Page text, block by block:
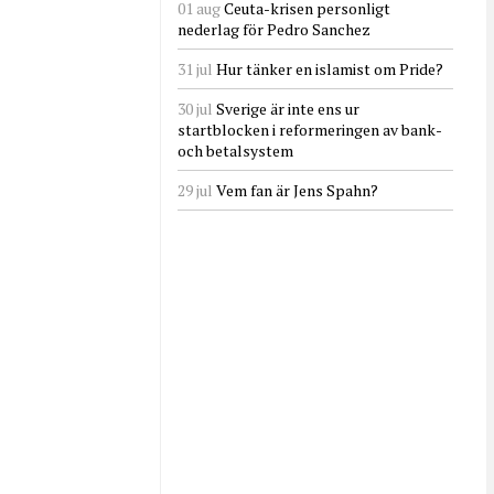
01 augCeuta-krisen personligt
nederlag för Pedro Sanchez
31 jul Hur tänker en islamist om Pride?
30 jul Sverige är inte ens ur
startblocken i reformeringen av bank-
och betalsystem
29 jul Vem fan är Jens Spahn?